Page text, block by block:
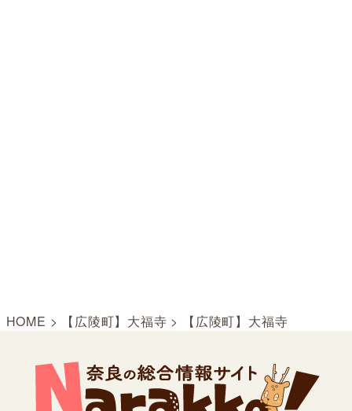
HOME > 【広陵町】大福寺 > 【広陵町】大福寺